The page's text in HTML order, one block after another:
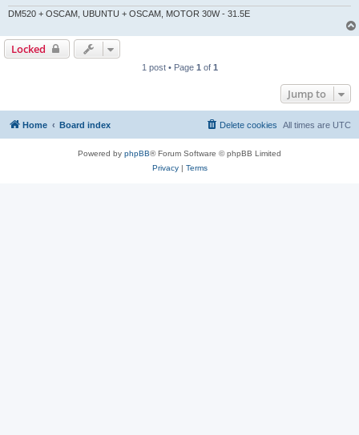
DM520 + OSCAM, UBUNTU + OSCAM, MOTOR 30W - 31.5E
Locked
1 post • Page 1 of 1
Jump to
Home Board index All times are UTC
Delete cookies
Powered by phpBB® Forum Software © phpBB Limited
Privacy| Terms